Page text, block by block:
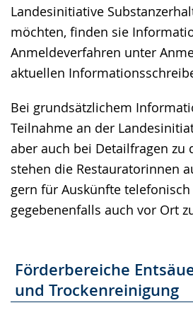
Landesinitiative
möchten, finden sie
Anmeldeverfahren unter
aktuellen
Bei grundsätzlichem
Teilnahme an der
aber auch bei Detailfragen zu
stehen die Restauratorinnen
gern für Auskünfte
gegebenenfalls auch vor Ort
Förderbereiche
und Trockenreinigung